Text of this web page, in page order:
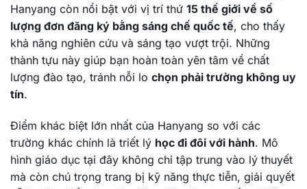
Hanyang còn nổi bật với vị trí thứ 15 thế giới về số
lượng đơn đăng ký bằng sáng chế quốc tế, cho thấy
khả năng nghiên cứu và sáng tạo vượt trội. Những
thành tựu này giúp bạn hoàn toàn yên tâm về chất
lượng đào tạo, tránh nỗi lo chọn phải trường không uy
tín.
Điểm khác biệt lớn nhất của Hanyang so với các
trường khác chính là triết lý học đi đôi với hành. Mô
hình giáo dục tại đây không chỉ tập trung vào lý thuyết
mà còn chú trọng trang bị kỹ năng thực tiễn, giải quyết